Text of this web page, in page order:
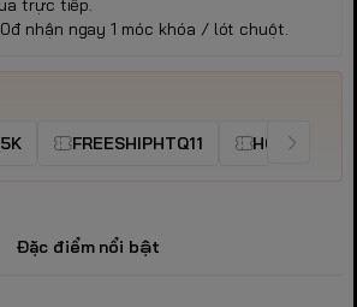
trực tiếp.
nhận ngay 1 móc khóa / lót chuột.
FREESHIPHTQ11
Đặc điểm nổi bật